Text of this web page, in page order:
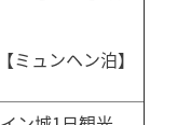
【ミュンヘン泊】